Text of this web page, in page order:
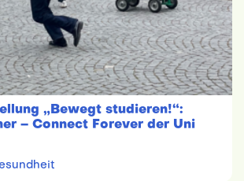
„Bewegt studieren!“:
– Connect Forever der Uni